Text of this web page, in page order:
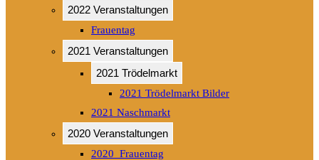
2022 Veranstaltungen
Frauentag
2021 Veranstaltungen
2021 Trödelmarkt
2021 Trödelmarkt Bilder
2021 Naschmarkt
2020 Veranstaltungen
2020_Frauentag